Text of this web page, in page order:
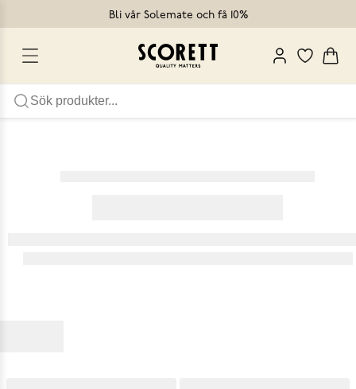
Bli vår Solemate och få 10%